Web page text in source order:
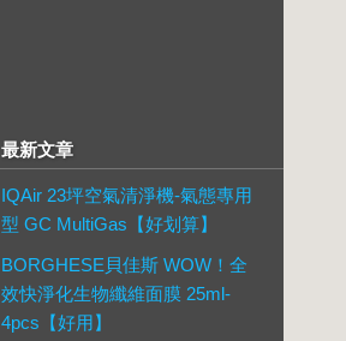
最新文章
IQAir 23坪空氣清淨機-氣態專用
型 GC MultiGas【好划算】
BORGHESE貝佳斯 WOW！全
效快淨化生物纖維面膜 25ml-
4pcs【好用】